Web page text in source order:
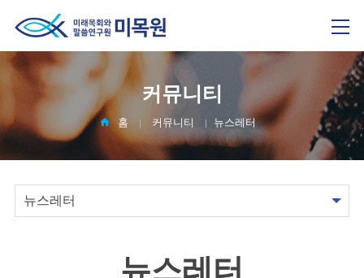
커뮤니티
홈 커뮤니티 뉴스레터
뉴스레터